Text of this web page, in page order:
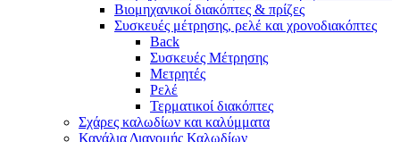
Βιομηχανικοί διακόπτες & πρίζες
Συσκευές μέτρησης, ρελέ και χρονοδιακόπτες
Back
Συσκευές Μέτρησης
Μετρητές
Ρελέ
Τερματικοί διακόπτες
Σχάρες καλωδίων και καλύμματα
Κανάλια Διανομής Καλωδίων